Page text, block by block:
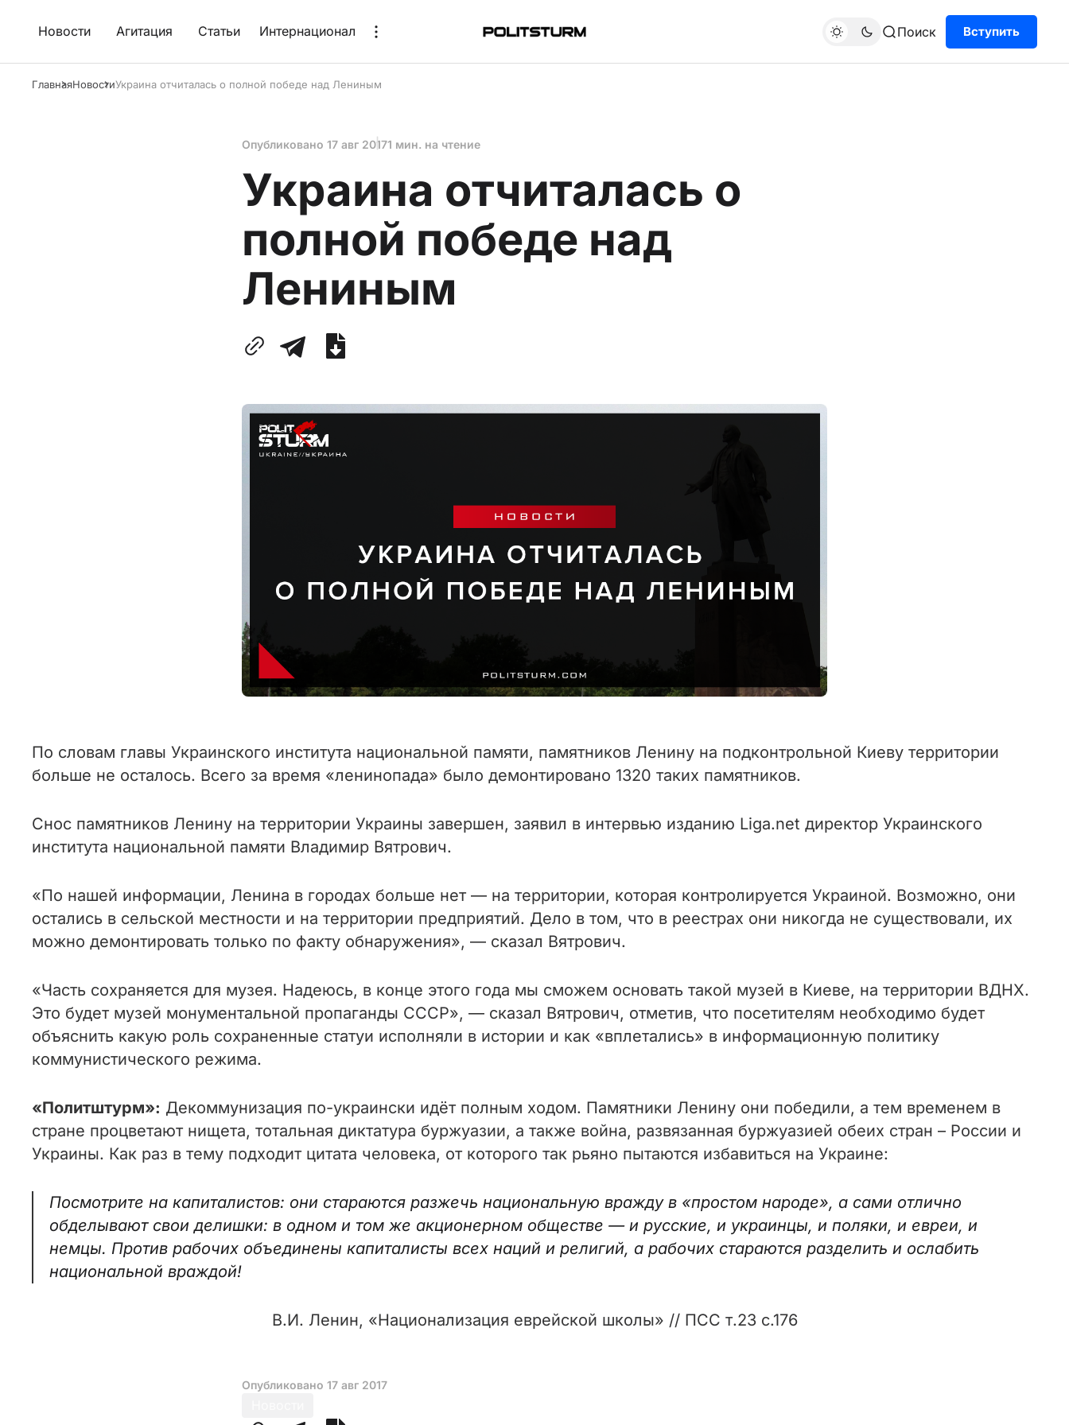
Новости Агитация Статьи Интернационал Поиск Вступить
ГлавнаяНовостиУкраина отчиталась о полной победе над Лениным
Опубликовано 17 авг 20171 мин. на чтение
Украина отчиталась о
полной победе над
Лениным
По словам главы Украинского института национальной памяти, памятников Ленину на подконтрольной Киеву территории
больше не осталось. Всего за время «ленинопада» было демонтировано 1320 таких памятников.
Снос памятников Ленину на территории Украины завершен, заявил в интервью изданию Liga.net директор Украинского
института национальной памяти Владимир Вятрович.
«По нашей информации, Ленина в городах больше нет — на территории, которая контролируется Украиной. Возможно, они
остались в сельской местности и на территории предприятий. Дело в том, что в реестрах они никогда не существовали, их
можно демонтировать только по факту обнаружения», — сказал Вятрович.
«Часть сохраняется для музея. Надеюсь, в конце этого года мы сможем основать такой музей в Киеве, на территории ВДНХ.
Это будет музей монументальной пропаганды СССР», — сказал Вятрович, отметив, что посетителям необходимо будет
объяснить какую роль сохраненные статуи исполняли в истории и как «вплетались» в информационную политику
коммунистического режима.
«Политштурм»: Декоммунизация по-украински идёт полным ходом. Памятники Ленину они победили, а тем временем в
стране процветают нищета, тотальная диктатура буржуазии, а также война, развязанная буржуазией обеих стран – России и
Украины. Как раз в тему подходит цитата человека, от которого так рьяно пытаются избавиться на Украине:
Посмотрите на капиталистов: они стараются разжечь национальную вражду в «простом народе», а сами отлично
обделывают свои делишки: в одном и том же акционерном обществе — и русские, и украинцы, и поляки, и евреи, и
немцы. Против рабочих объединены капиталисты всех наций и религий, а рабочих стараются разделить и ослабить
национальной враждой!
В.И. Ленин, «Национализация еврейской школы» // ПСС т.23 с.176
Опубликовано 17 авг 2017